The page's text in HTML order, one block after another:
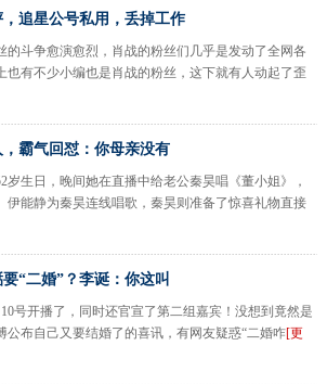
追星公号私用，丢掉工作
的斗争愈演愈烈，肖战的粉丝们几乎是发动了全网各
也有不少小编也是肖战的粉丝，这下就有人动起了歪
霸气回怼：你母亲没有
岁生日，晚间她在直播中给老公秦昊唱《董小姐》，
伊能静为秦昊连线唱歌，秦昊则准备了惊喜礼物直接
“二婚”？李诞：你这叫
10号开播了，同时还官宣了第二组嘉宾！没想到竟然是
公布自己又要结婚了的喜讯，有网友疑惑“二婚咋[更